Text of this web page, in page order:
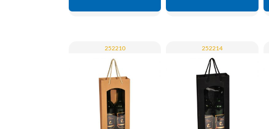
252210 252214